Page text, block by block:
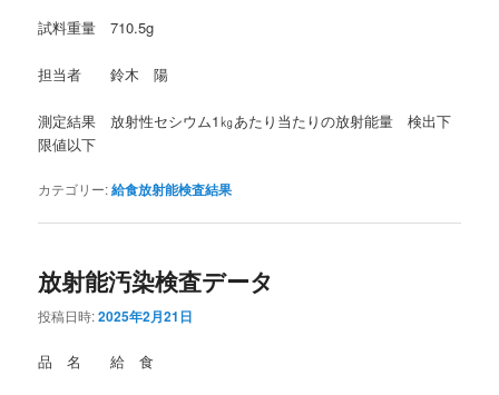
試料重量 710.5g
担当者 鈴木 陽
測定結果 放射性セシウム1㎏あたり当たりの放射能量 検出下
限値以下
カテゴリー:給食放射能検査結果
放射能汚染検査データ
投稿日時:2025年2月21日
品 名 給 食